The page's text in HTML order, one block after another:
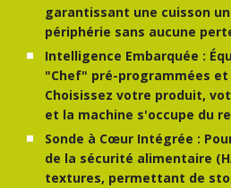
garantissant une cuisson
périphérie sans aucune
Intelligence Embarquée :
"Chef" pré-programmées
Choisissez votre produit,
et la machine s'occupe du
Sonde à Cœur Intégrée :
de la sécurité alimentaire
textures, permettant de